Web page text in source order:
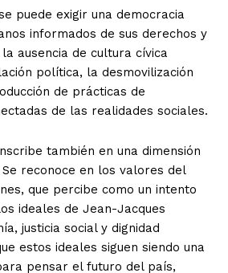
puede exigir una democracia
informados de sus derechos y
ausencia de cultura cívica
política, la desmovilización
de prácticas de
de las realidades sociales.
también en una dimensión
reconoce en los valores del
que percibe como un intento
ideales de Jean-Jacques
justicia social y dignidad
estos ideales siguen siendo una
pensar el futuro del país,